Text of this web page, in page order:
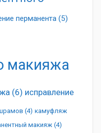
перманента (5)
макияжа
(6) исправление
(4) камуфляж
макияж (4)